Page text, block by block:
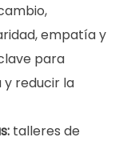
empatía y
para
reducir la
talleres de